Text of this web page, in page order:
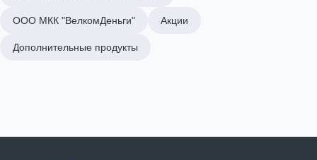
ООО МКК "ВелкомДеньги" Акции
Дополнительные продукты
согласие
обработку